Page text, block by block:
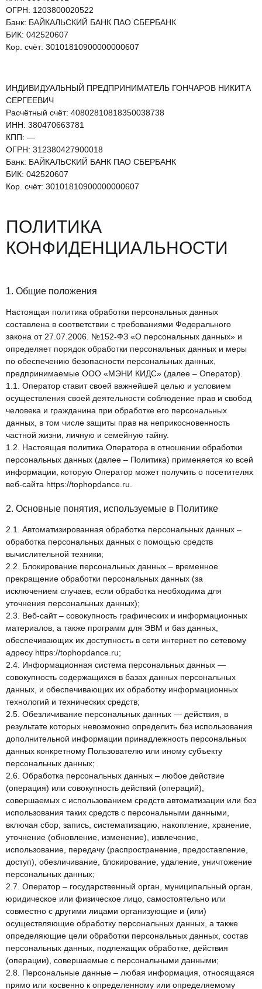
ОГРН: 1203800020522
Банк: БАЙКАЛЬСКИЙ БАНК ПАО СБЕРБАНК
БИК: 042520607
Кор. счёт: 30101810900000000607
ИНДИВИДУАЛЬНЫЙ ПРЕДПРИНИМАТЕЛЬ ГОНЧАРОВ НИКИТА
СЕРГЕЕВИЧ
Расчётный счёт: 40802810818350038738
ИНН: 380470663781
КПП: —
ОГРН: 312380427900018
Банк: БАЙКАЛЬСКИЙ БАНК ПАО СБЕРБАНК
БИК: 042520607
Кор. счёт: 30101810900000000607
ПОЛИТИКА
КОНФИДЕНЦИАЛЬНОСТИ
1. Общие положения
Настоящая политика обработки персональных данных
составлена в соответствии с требованиями Федерального
закона от 27.07.2006. №152-ФЗ «О персональных данных» и
определяет порядок обработки персональных данных и меры
по обеспечению безопасности персональных данных,
предпринимаемые ООО «МЭНИ КИДС» (далее – Оператор).
1.1. Оператор ставит своей важнейшей целью и условием
осуществления своей деятельности соблюдение прав и свобод
человека и гражданина при обработке его персональных
данных, в том числе защиты прав на неприкосновенность
частной жизни, личную и семейную тайну.
1.2. Настоящая политика Оператора в отношении обработки
персональных данных (далее – Политика) применяется ко всей
информации, которую Оператор может получить о посетителях
веб-сайта https://tophopdance.ru
2. Основные понятия, используемые в Политике
2.1. Автоматизированная обработка персональных данных –
обработка персональных данных с помощью средств
вычислительной техники;
2.2. Блокирование персональных данных – временное
прекращение обработки персональных данных (за
исключением случаев, если обработка необходима для
уточнения персональных данных);
2.3. Веб-сайт – совокупность графических и информационных
материалов, а также программ для ЭВМ и баз данных,
обеспечивающих их доступность в сети интернет по сетевому
адресу https://tophopdance.ru;
2.4. Информационная система персональных данных —
совокупность содержащихся в базах данных персональных
данных, и обеспечивающих их обработку информационных
технологий и технических средств;
2.5. Обезличивание персональных данных — действия, в
результате которых невозможно определить без использования
дополнительной информации принадлежность персональных
данных конкретному Пользователю или иному субъекту
персональных данных;
2.6. Обработка персональных данных – любое действие
(операция) или совокупность действий (операций),
совершаемых с использованием средств автоматизации или без
использования таких средств с персональными данными,
включая сбор, запись, систематизацию, накопление, хранение,
уточнение (обновление, изменение), извлечение,
использование, передачу (распространение, предоставление,
доступ), обезличивание, блокирование, удаление, уничтожение
персональных данных;
2.7. Оператор – государственный орган, муниципальный орган,
юридическое или физическое лицо, самостоятельно или
совместно с другими лицами организующие и (или)
осуществляющие обработку персональных данных, а также
определяющие цели обработки персональных данных, состав
персональных данных, подлежащих обработке, действия
(операции), совершаемые с персональными данными;
2.8. Персональные данные – любая информация, относящаяся
прямо или косвенно к определенному или определяемому